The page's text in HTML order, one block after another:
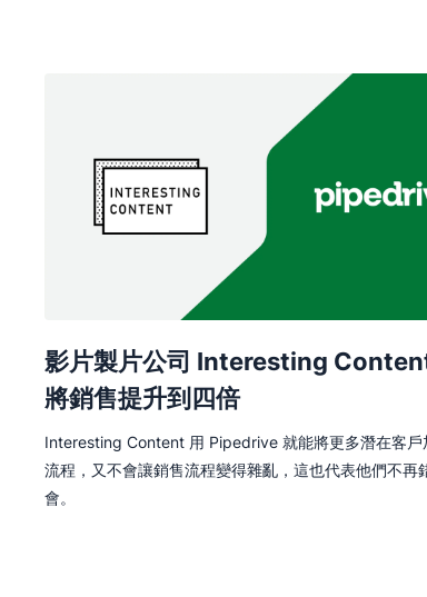
影片製片公司 Interesting
將銷售提升到四倍
Interesting Content 用 Pipedrive 就能將更多潛在客戶
流程，又不會讓銷售流程變得雜亂，這也代表他們不再
會。